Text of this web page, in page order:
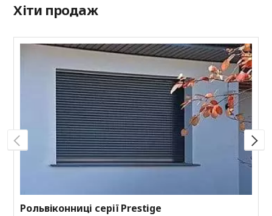
Хіти продаж
Рольвіконниці серії Prestige